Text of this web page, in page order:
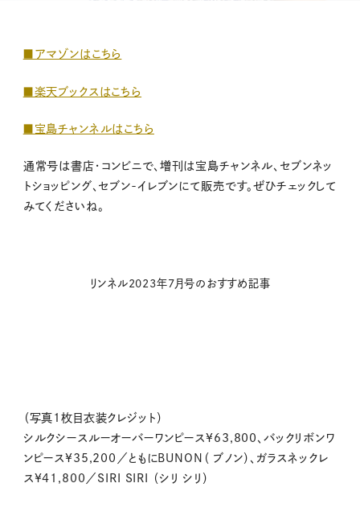
■アマゾンはこちら
■楽天ブックスはこちら
■宝島チャンネルはこちら
通常号は書店・コンビニで、増刊 は宝島チャンネル、セブンネッ
トショッピング、セブン-イレブンにて販売です。ぜひチェックして
みてくださいね。
リンネル2023年7月号のおすすめ記事
（写真1枚目衣装クレジット）
シルクシースルーオーバーワンピース¥63,800、バックリボンワ
ンピース¥35,200／ともにBUNON（ ブノン）、ガラスネックレ
ス¥41,800／SIRI SIRI （シリ シリ）